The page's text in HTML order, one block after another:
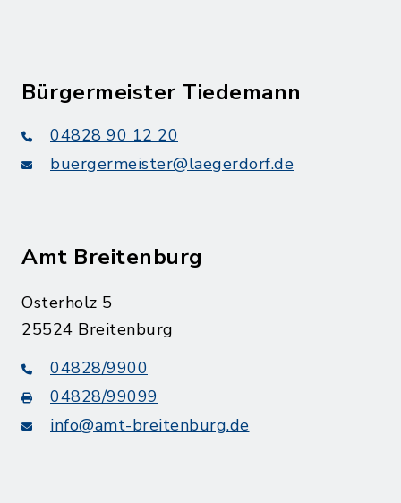
Bürgermeister Tiedemann
04828 90 12 20
buergermeister@laegerdorf.de
Amt Breitenburg
Osterholz 5
25524 Breitenburg
04828/9900
04828/99099
info@amt-breitenburg.de